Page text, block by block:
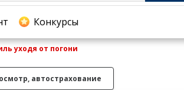
Конкурсы
уходя от погони
автострахование